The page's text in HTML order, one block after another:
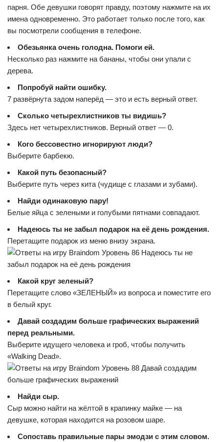
парня. Обе девушки говорят правду, поэтому нажмите на их
имена одновременно. Это работает только после того, как
вы посмотрели сообщения в телефоне.
Обезьянка очень голодна. Помоги ей.
Несколько раз нажмите на бананы, чтобы они упали с
дерева.
Попробуй найти ошибку.
7 развёрнута задом наперёд — это и есть верный ответ.
Сколько четырехлистников ты видишь?
Здесь нет четырехлистников. Верный ответ — 0.
Кого бессовестно игнорируют люди?
Выберите барбекю.
Какой путь безопасный?
Выберите путь через кита (чудище с глазами и зубами).
Найди одинаковую пару!
Белые яйца с зелеными и голубыми пятнами совпадают.
Надеюсь ты не забыл подарок на её день рождения.
Перетащите подарок из меню внизу экрана.
Какой круг зеленый?
Перетащите слово «ЗЕЛЕНЫЙ» из вопроса и поместите его
в белый круг.
Давай создадим больше графических выражений
перед реальными.
Выберите идущего человека и гроб, чтобы получить
«Walking Dead».
Найди сыр.
Сыр можно найти на жёлтой в крапинку майке — на
девушке, которая находится на розовом шаре.
Сопоставь правильные пары эмодзи с этим словом.